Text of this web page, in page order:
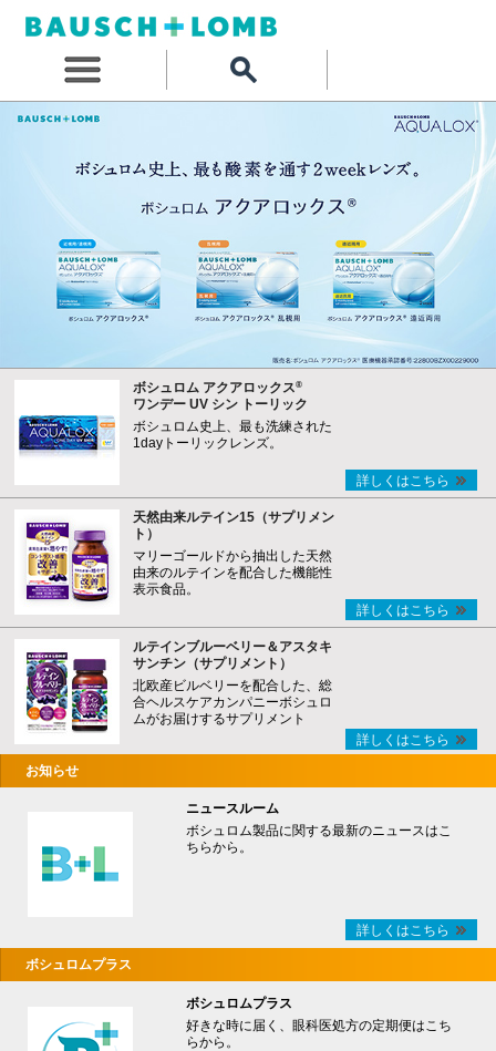
ボシュロム アクアロックス®
ワンデー UV シン トーリック
ボシュロム史上、最も洗練された
1dayトーリックレンズ。
詳しくはこちら
天然由来ルテイン15（サプリメン
ト）
マリーゴールドから抽出した天然
由来のルテインを配合した機能性
表示食品。
詳しくはこちら
ルテインブルーベリー＆アスタキ
サンチン（サプリメント）
北欧産ビルベリーを配合した、総
合ヘルスケアカンパニーボシュロ
ムがお届けするサプリメント
詳しくはこちら
お知らせ
ニュースルーム
ボシュロム製品に関する最新のニュースはこ
ちらから。
詳しくはこちら
ボシュロムプラス
ボシュロムプラス
好きな時に届く、眼科医処方の定期便はこち
らから。